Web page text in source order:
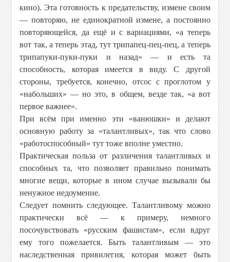
кино). Эта готовность к предательству, измене своим
— повторяю, не единократной измене, а постоянно
повторяющейся, да ещё и с вариациями, «а теперь
вот так, а теперь этад, тут трипапец-пец-пец, а теперь
трипапуки-пуки-пуки и назад» — и есть та
способность, которая имеется в виду. С другой
стороны, требуется, конечно, отсос с проглотом у
«набольших» — но это, в общем, везде так, «а вот
первое важнее».
При всём при именно эти «ванюшки» и делают
основную работу за «талантливых», так что слово
«работоспособный» тут тоже вполне уместно.
Практическая польза от различения талантливых и
способных та, что позволяет правильно понимать
многие вещи, которые в ином случае вызывали бы
ненужное недоумение.
Следует помнить следующее. Талантливому можно
практически всё — к примеру, немного
посочувствовать «русским фашистам», если вдруг
ему того пожелается. Быть талантливым — это
наследственная привилегия, которая может быть